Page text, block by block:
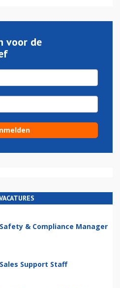
voor de
Safety & Compliance Manager
Sales Support Staff